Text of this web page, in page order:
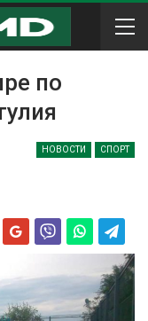
по
НОВОСТИ СПОРТ